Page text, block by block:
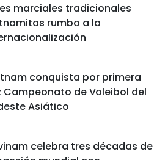
marciales tradicionales
rumbo a la
conquista por primera
Campeonato de Voleibol del
Asiático
celebra tres décadas de